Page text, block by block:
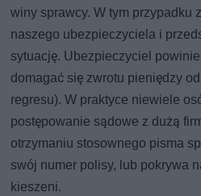
winy sprawcy. W tym przypadku
naszego ubezpieczyciela i
sytuację. Ubezpieczyciel
domagać się zwrotu pieniędzy
regresu). W praktyce niewiele
postępowanie sądowe z dużą
otrzymaniu stosownego pisma
swój numer polisy, lub pokrywa
kieszeni.